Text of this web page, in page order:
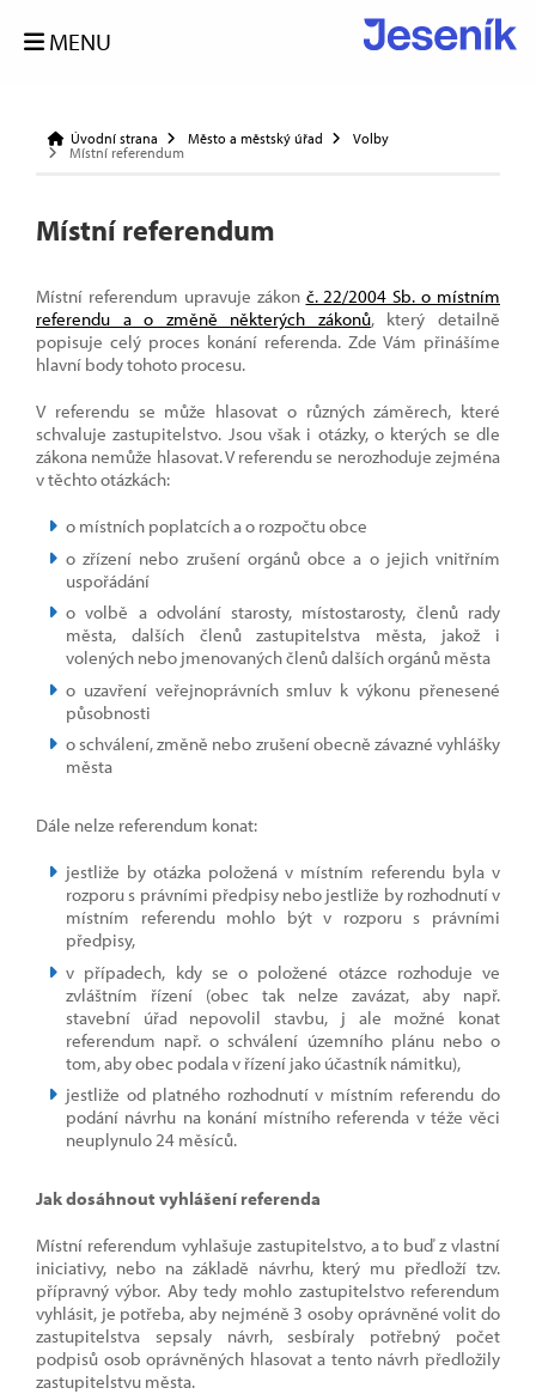
MENU
Úvodní strana Město a městský úřad
Volby
Místní referendum
Místní referendum
Místní referendum upravuje zákon č. 22/2004 Sb. o místním
referendu a o změně některých zákonů, který detailně
popisuje celý proces konání referenda. Zde Vám přinášíme
hlavní body tohoto procesu.
V referendu se může hlasovat o různých záměrech, které
schvaluje zastupitelstvo. Jsou však i otázky, o kterých se dle
zákona nemůže hlasovat. V referendu se nerozhoduje zejména
v těchto otázkách:
o místních poplatcích a o rozpočtu obce
o zřízení nebo zrušení orgánů obce a o jejich vnitřním
uspořádání
o volbě a odvolání starosty, místostarosty, členů rady
města, dalších členů zastupitelstva města, jakož i
volených nebo jmenovaných členů dalších orgánů města
o uzavření veřejnoprávních smluv k výkonu přenesené
působnosti
o schválení, změně nebo zrušení obecně závazné vyhlášky
města
Dále nelze referendum konat:
jestliže by otázka položená v místním referendu byla v
rozporu s právními předpisy nebo jestliže by rozhodnutí v
místním referendu mohlo být v rozporu s právními
předpisy,
v případech, kdy se o položené otázce rozhoduje ve
zvláštním řízení (obec tak nelze zavázat, aby např.
stavební úřad nepovolil stavbu, j ale možné konat
referendum např. o schválení územního plánu nebo o
tom, aby obec podala v řízení jako účastník námitku),
jestliže od platného rozhodnutí v místním referendu do
podání návrhu na konání místního referenda v téže věci
neuplynulo 24 měsíců.
Jak dosáhnout vyhlášení referenda
Místní referendum vyhlašuje zastupitelstvo, a to buď z vlastní
iniciativy, nebo na základě návrhu, který mu předloží tzv.
přípravný výbor. Aby tedy mohlo zastupitelstvo referendum
vyhlásit, je potřeba, aby nejméně 3 osoby oprávněné volit do
zastupitelstva sepsaly návrh, sesbíraly potřebný počet
podpisů osob oprávněných hlasovat a tento návrh předložily
zastupitelstvu města.